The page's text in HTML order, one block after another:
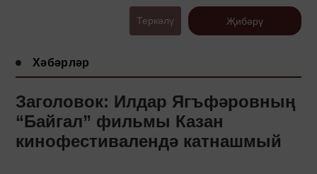
Теркәлү Җибәрү
Хәбәрләр
Заголовок: Илдар Ягъфәровның
“Байгал” фильмы Казан
кинофестивалендә катнашмый